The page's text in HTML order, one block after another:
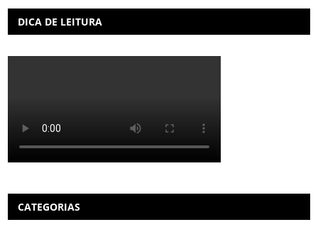
DICA DE LEITURA
CATEGORIAS